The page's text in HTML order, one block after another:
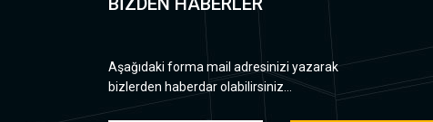
Aşağıdaki forma mail adresinizi yazarak
bizlerden haberdar olabilirsiniz...